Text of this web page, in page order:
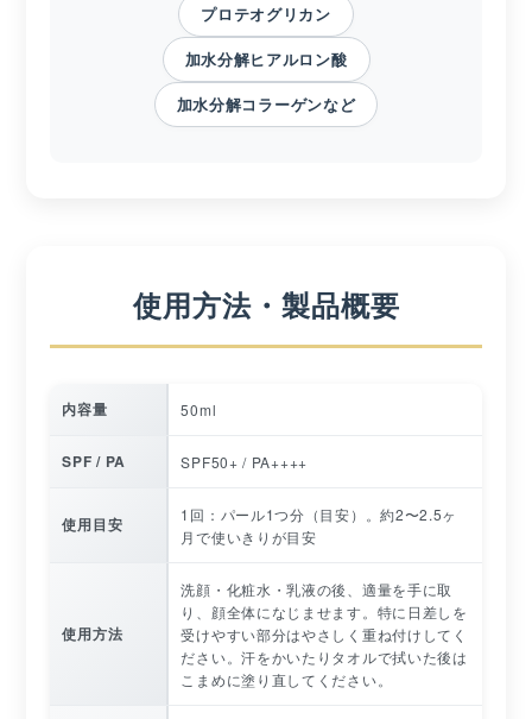
プロテオグリカン
加水分解ヒアルロン酸
加水分解コラーゲンなど
使用方法・製品概要
内容量 50ml
SPF / PA SPF50+ / PA++++
使用目安
1回：パール1つ分（目安）。約2〜2.5ヶ
月で使いきりが目安
使用方法
洗顔・化粧水・乳液の後、適量を手に取
り、顔全体になじませます。特に日差しを
受けやすい部分はやさしく重ね付けしてく
ださい。汗をかいたりタオルで拭いた後は
こまめに塗り直してください。